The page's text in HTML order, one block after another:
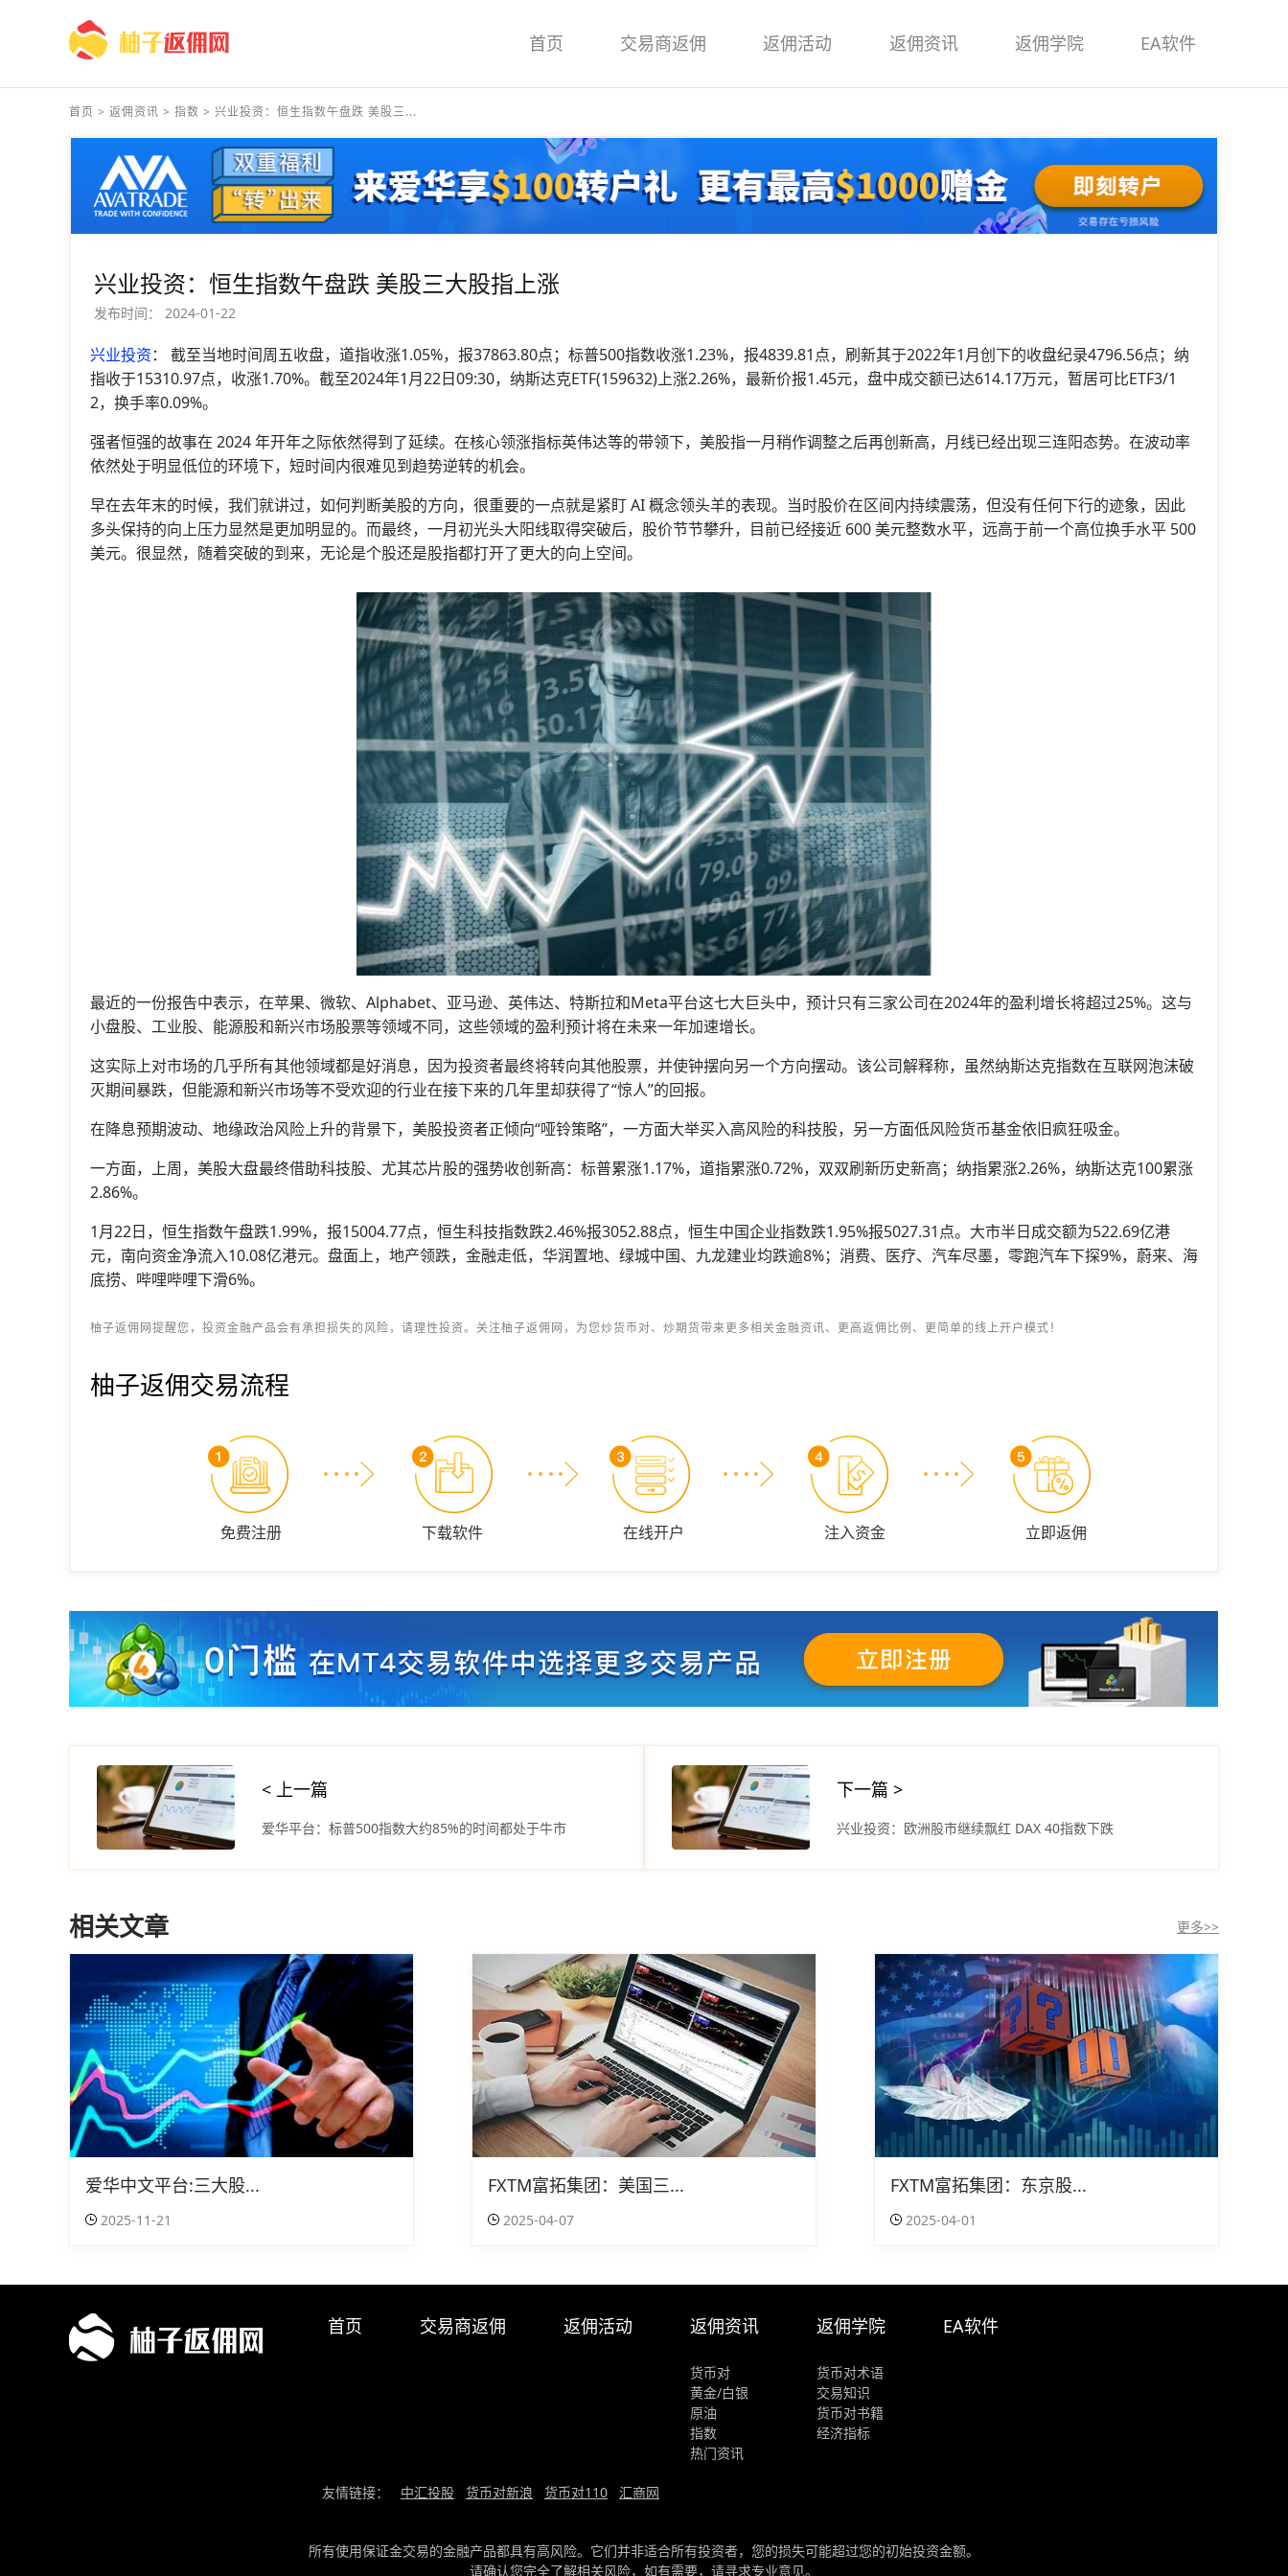
首页 交易商返佣 返佣活动 返佣资讯 返佣学院 EA软件
首页 > 返佣资讯 > 指数 > 兴业投资：恒生指数午盘跌 美股三...
兴业投资：恒生指数午盘跌 美股三大股指上涨
发布时间： 2024-01-22
兴业投资： 截至当地时间周五收盘，道指收涨1.05%，报37863.80点；标普500指数收涨1.23%，报4839.81点，刷新其于2022年1月创下的收盘纪录4796.56点；纳
指收于15310.97点，收涨1.70%。截至2024年1月22日09:30，纳斯达克ETF(159632)上涨2.26%，最新价报1.45元，盘中成交额已达614.17万元，暂居可比ETF3/1
2，换手率0.09%。
强者恒强的故事在 2024 年开年之际依然得到了延续。在核心领涨指标英伟达等的带领下，美股指一月稍作调整之后再创新高，月线已经出现三连阳态势。在波动率
依然处于明显低位的环境下，短时间内很难见到趋势逆转的机会。
早在去年末的时候，我们就讲过，如何判断美股的方向，很重要的一点就是紧盯 AI 概念领头羊的表现。当时股价在区间内持续震荡，但没有任何下行的迹象，因此
多头保持的向上压力显然是更加明显的。而最终，一月初光头大阳线取得突破后，股价节节攀升，目前已经接近 600 美元整数水平，远高于前一个高位换手水平 500
美元。很显然，随着突破的到来，无论是个股还是股指都打开了更大的向上空间。
最近的一份报告中表示，在苹果、微软、Alphabet、亚马逊、英伟达、特斯拉和Meta平台这七大巨头中，预计只有三家公司在2024年的盈利增长将超过25%。这与
小盘股、工业股、能源股和新兴市场股票等领域不同，这些领域的盈利预计将在未来一年加速增长。
这实际上对市场的几乎所有其他领域都是好消息，因为投资者最终将转向其他股票，并使钟摆向另一个方向摆动。该公司解释称，虽然纳斯达克指数在互联网泡沫破
灭期间暴跌，但能源和新兴市场等不受欢迎的行业在接下来的几年里却获得了“惊人”的回报。
在降息预期波动、地缘政治风险上升的背景下，美股投资者正倾向“哑铃策略”，一方面大举买入高风险的科技股，另一方面低风险货币基金依旧疯狂吸金。
一方面，上周，美股大盘最终借助科技股、尤其芯片股的强势收创新高：标普累涨1.17%，道指累涨0.72%，双双刷新历史新高；纳指累涨2.26%，纳斯达克100累涨
2.86%。
1月22日，恒生指数午盘跌1.99%，报15004.77点，恒生科技指数跌2.46%报3052.88点，恒生中国企业指数跌1.95%报5027.31点。大市半日成交额为522.69亿港
元，南向资金净流入10.08亿港元。盘面上，地产领跌，金融走低，华润置地、绿城中国、九龙建业均跌逾8%；消费、医疗、汽车尽墨，零跑汽车下探9%，蔚来、海
底捞、哔哩哔哩下滑6%。
柚子返佣网提醒您，投资金融产品会有承担损失的风险，请理性投资。关注柚子返佣网，为您炒货币对、炒期货带来更多相关金融资讯、更高返佣比例、更简单的线上开户模式！
柚子返佣交易流程
免费注册 下载软件 在线开户 注入资金 立即返佣
< 上一篇
爱华平台：标普500指数大约85%的时间都处于牛市
下一篇 >
兴业投资：欧洲股市继续飘红 DAX 40指数下跌
相关文章 更多>>
爱华中文平台:三大股...
2025-11-21
FXTM富拓集团：美国三...
2025-04-07
FXTM富拓集团：东京股...
2025-04-01
首页 交易商返佣 返佣活动 返佣资讯
货币对
黄金/白银
原油
指数
热门资讯
返佣学院
货币对术语
交易知识
货币对书籍
经济指标
EA软件
友情链接： 中汇投股 货币对新浪 货币对110 汇商网
所有使用保证金交易的金融产品都具有高风险。它们并非适合所有投资者，您的损失可能超过您的初始投资金额。
请确认您完全了解相关风险，如有需要，请寻求专业意见。